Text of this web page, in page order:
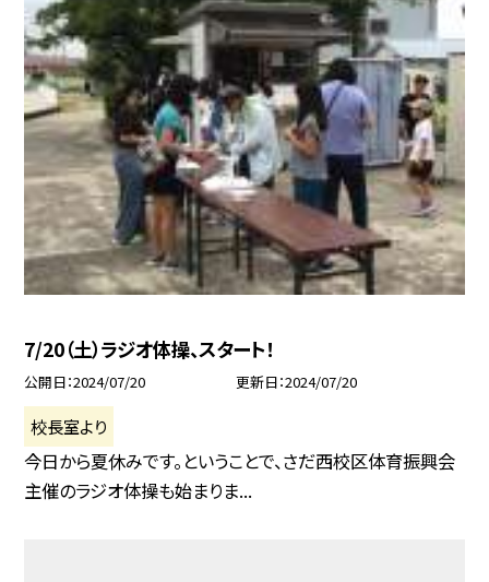
7/20（土）ラジオ体操、スタート！
公開日 2024/07/20 更新日 2024/07/20
校長室より
今日から夏休みです。ということで、さだ西校区体育振興会
主催のラジオ体操も始まりま...